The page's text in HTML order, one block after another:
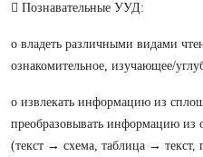
 Познавательные УУД:
o владеть различными видами
ознакомительное, изучающее/
o извлекать информацию из
преобразовывать информацию из
(текст → схема, таблица →